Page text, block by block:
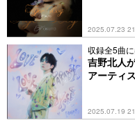
2025.07.23
収録全5曲
吉野北人
アーティ
2025.07.19